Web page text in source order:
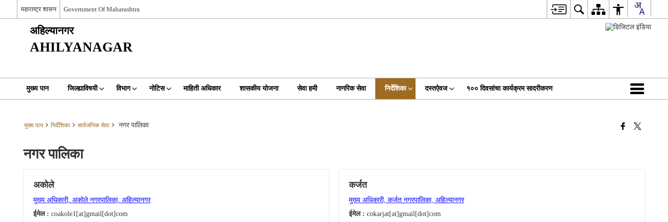
महाराष्ट्र शासन Government Of Maharashtra
अहिल्यानगर
AHILYANAGAR
मुख्य पान जिल्ह्याविषयी विभाग नोटिस माहिती अधिकार शासकीय योजना सेवा हमी नागरिक सेवा निर्देशिका दस्तऐवज १०० दिवसांचा कार्यक्रम सादरीकरण
मुख्य पान निर्देशिका सार्वजनिक सेवा नगर पालिका
नगर पालिका
अकोले
मुख्य अधिकारी, अकोले नगरपालिका, अहिल्यानगर
ईमेल : coakole1[at]gmail[dot]com
कर्जत
मुख्य अधिकारी, कर्जत नगरपालिका, अहिल्यानगर
ईमेल : cokarjat[at]gmail[dot]com